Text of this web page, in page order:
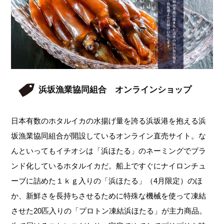
浜坂漁業協同組合 オンラインショップ
日本有数のホタルイカの水揚げ量を誇る浜坂港を抱える浜
坂漁業協同組合が開設しているオンライン直売サイト。な
んといってもイチオシは「浜ほたる」のネーミングでブラ
ンド化しているホタルイカだ。船上ですぐにナイロンチュ
ーブに詰めた１ｋｇ入りの「浜ほたる」（4月限定）のほ
か、新鮮さを長持ちさせるために特殊な機械を使って凍結
させた20匹入りの「プロトン凍結浜ほたる」が主力商品。